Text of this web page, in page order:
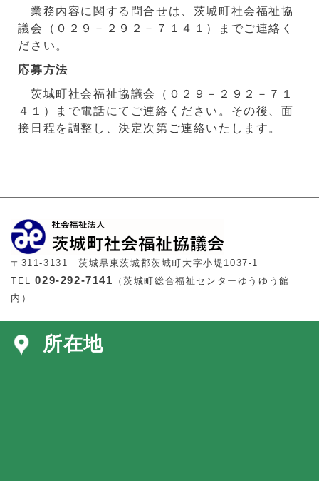
業務内容に関する問合せは、茨城町社会福祉協
議会（０２９－２９２－７１４１）までご連絡く
ださい。
応募方法
茨城町社会福祉協議会（０２９－２９２－７１
４１）まで電話にてご連絡ください。その後、面
接日程を調整し、決定次第ご連絡いたします。
〒311-3131 茨城県東茨城郡茨城町大字小堤1037-1
TEL029-292-7141
（茨城町総合福祉センターゆうゆう館
内）
所在地